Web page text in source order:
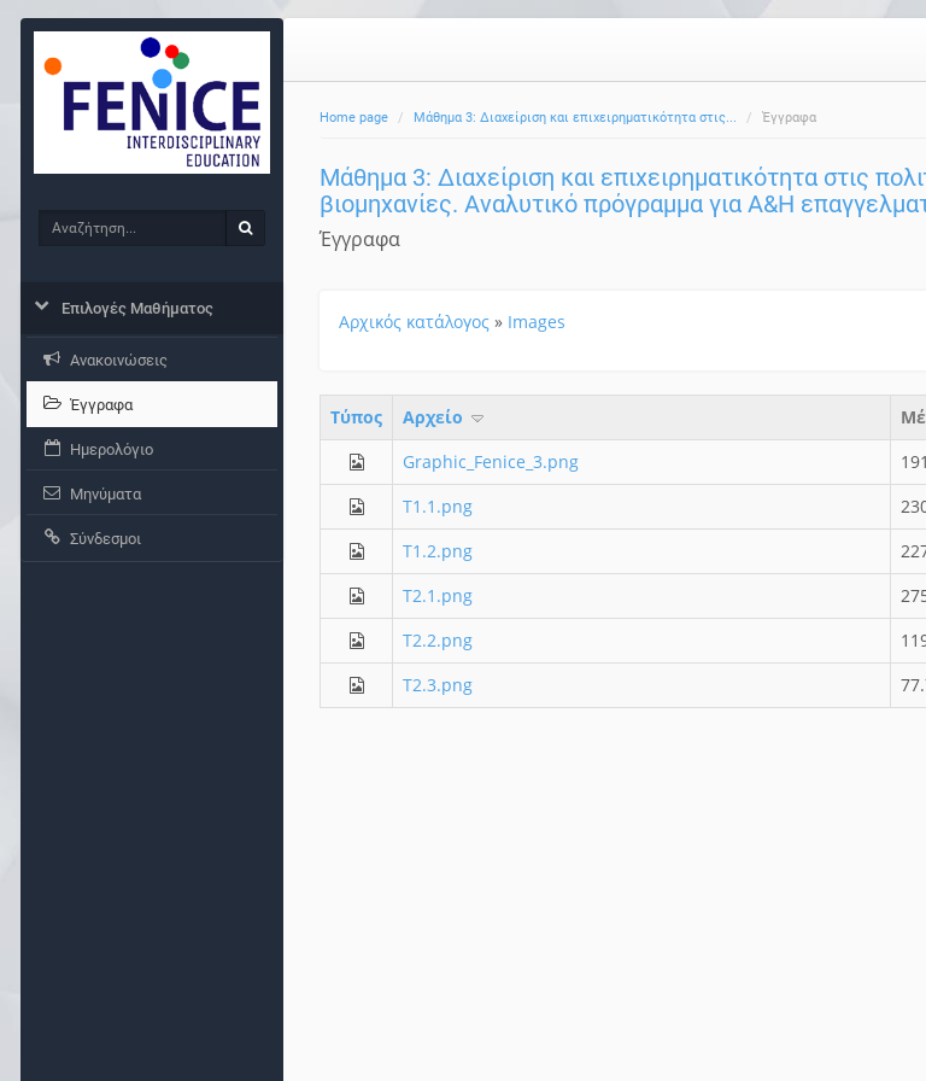
Home page Μάθημα 3: Διαχείριση και επιχειρηματικότητα στις... Έγγραφα
Μάθημα 3: Διαχείριση και επιχειρηματικότητα στις
βιομηχανίες. Αναλυτικό πρόγραμμα για A&H
Έγγραφα
Αρχικός κατάλογος » Images
Τύπος Aρχείο
Graphic_Fenice_3.png
T1.1.png
T1.2.png
T2.1.png
T2.2.png
T2.3.png
Αναζήτηση Αναζήτηση
Επιλογές Μαθήματος
Ανακοινώσεις
Έγγραφα
Ημερολόγιο
Μηνύματα
Σύνδεσμοι